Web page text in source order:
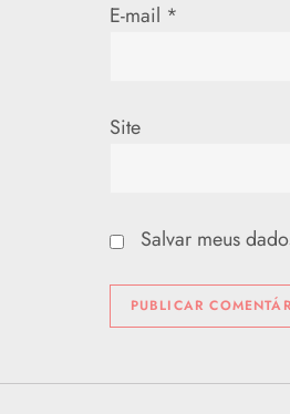
t
E-mail *
Site
Salvar meus